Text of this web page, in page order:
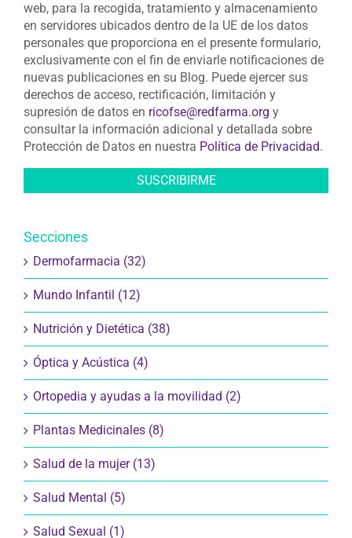
web, para la recogida, tratamiento y almacenamiento
en servidores ubicados dentro de la UE de los datos
personales que proporciona en el presente formulario,
exclusivamente con el fin de enviarle notificaciones de
nuevas publicaciones en su Blog. Puede ejercer sus
derechos de acceso, rectificación, limitación y
supresión de datos en ricofse@redfarma.org y
consultar la información adicional y detallada sobre
Protección de Datos en nuestra Política de Privacidad.
Secciones
Dermofarmacia (32)
Mundo Infantil (12)
Nutrición y Dietética (38)
Óptica y Acústica (4)
Ortopedia y ayudas a la movilidad (2)
Plantas Medicinales (8)
Salud de la mujer (13)
Salud Mental (5)
Salud Sexual (1)